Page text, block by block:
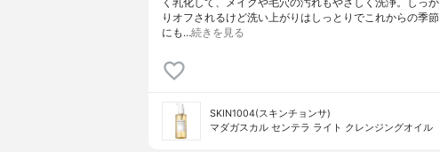
く乳化して、メイクや毛穴の汚れもやさしく洗浄。しっか
りオフされるけど洗い上がりはしっとりでこれからの季節
にも…続きを見る
SKIN1004(スキンチョンサ)
マダガスカル センテラ ライト クレンジングオイル